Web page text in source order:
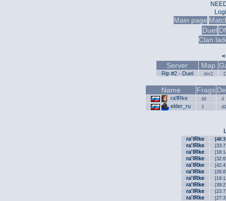
Main page
Duel
Clan
<
Server Map
Rip #2 - Duel dm2
Name Frags
ra'lRke 48 4
elder_ru 3 49
ra'lRke
ra'lRke
ra'lRke
ra'lRke
ra'lRke
ra'lRke
ra'lRke
ra'lRke
ra'lRke
ra'lRke